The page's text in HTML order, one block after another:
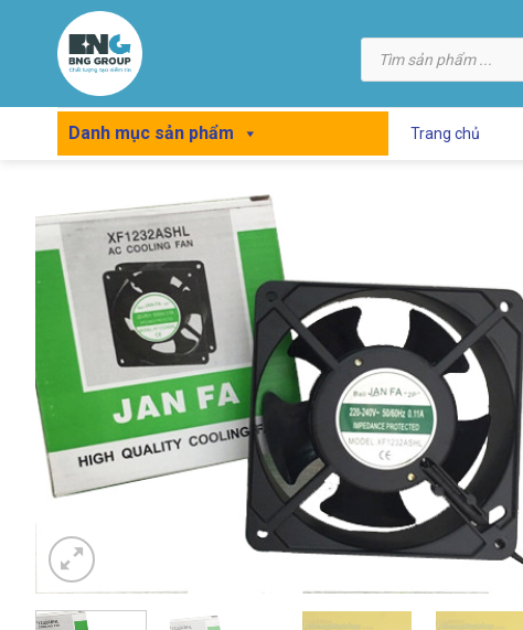
content
Tìm
kiếm
Danh mục sản phẩm Trang chủ